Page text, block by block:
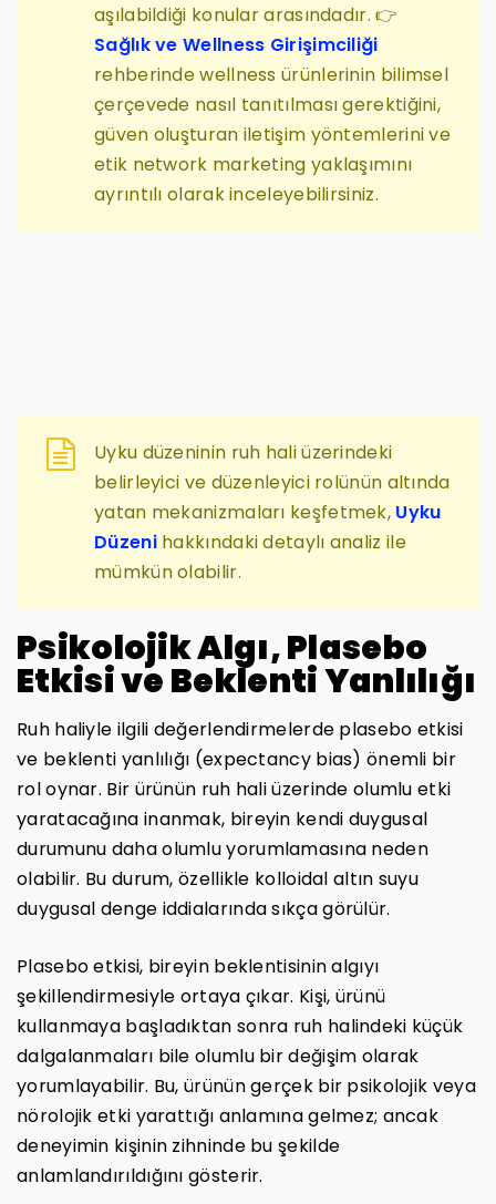
aşılabildiği konular arasındadır. 👉
Sağlık ve Wellness Girişimciliği
rehberinde wellness ürünlerinin bilimsel
çerçevede nasıl tanıtılması gerektiğini,
güven oluşturan iletişim yöntemlerini ve
etik network marketing yaklaşımını
ayrıntılı olarak inceleyebilirsiniz.
Uyku düzeninin ruh hali üzerindeki
belirleyici ve düzenleyici rolünün altında
yatan mekanizmaları keşfetmek, Uyku
Düzenihakkındaki detaylı analiz ile
mümkün olabilir.
Psikolojik Algı, Plasebo
Etkisi ve Beklenti Yanlılığı
Ruh haliyle ilgili değerlendirmelerde plasebo etkisi
ve beklenti yanlılığı (expectancy bias) önemli bir
rol oynar. Bir ürünün ruh hali üzerinde olumlu etki
yaratacağına inanmak, bireyin kendi duygusal
durumunu daha olumlu yorumlamasına neden
olabilir. Bu durum, özellikle kolloidal altın suyu
duygusal denge iddialarında sıkça görülür.
Plasebo etkisi, bireyin beklentisinin algıyı
şekillendirmesiyle ortaya çıkar. Kişi, ürünü
kullanmaya başladıktan sonra ruh halindeki küçük
dalgalanmaları bile olumlu bir değişim olarak
yorumlayabilir. Bu, ürünün gerçek bir psikolojik veya
nörolojik etki yarattığı anlamına gelmez; ancak
deneyimin kişinin zihninde bu şekilde
anlamlandırıldığını gösterir.